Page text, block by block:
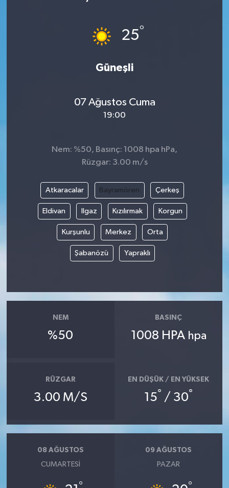
25°
Güneşli
07 Ağustos Cuma
19:00
Nem: %50, Basınç: 1008 hpa hPa,
Rüzgar: 3.00 m/s
Atkaracalar Bayramören Çerkeş
Eldivan Ilgaz Kızılırmak Korgun
Kurşunlu Merkez Orta
Şabanözü Yapraklı
NEM
%50
BASINÇ
1008 HPA hpa
RÜZGAR
3.00 M/S
EN DÜŞÜK / EN YÜKSEK
15° / 30°
08 AĞUSTOS
CUMARTESI
°
09 AĞUSTOS
PAZAR
°
Manşet Altı
Resmi İlan
Spor
SürManşet